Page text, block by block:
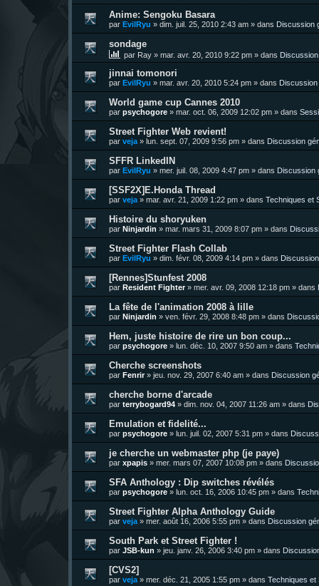
Anime: Sengoku Basara
par EvilRyu » dim. juil. 25, 2010 2:43 am » dans Discussion
sondage
par Ray » mar. avr. 20, 2010 9:22 pm » dans
jinnai tomonori
par EvilRyu » mar. avr. 20, 2010 5:24 pm » dans
World game cup Cannes 2010
par psychogore » mar. oct. 06, 2009 12:02 pm » dans
Street Fighter Web revient!
par veja » lun. sept. 07, 2009 9:56 pm » dans Discussion
SFFR LinkedIN
par EvilRyu » mer. juil. 08, 2009 4:47 pm » dans Discussion
[SSF2X]E.Honda Thread
par veja » mar. avr. 21, 2009 1:22 pm » dans Techniques et
Histoire du shoryuken
par Ninjardin » mar. mars 31, 2009 8:07 pm » dans
Street Fighter Flash Collab
par EvilRyu » dim. févr. 08, 2009 4:14 pm » dans
[Rennes]Stunfest 2008
par Resident Fighter» mer. avr. 09, 2008 12:18 pm » dans
La fête de l'animation 2008 à lille
par Ninjardin » ven. févr. 29, 2008 8:48 pm » dans
Hem, juste histoire de rire un bon coup...
par psychogore » lun. déc. 10, 2007 9:50 am » dans
Cherche screenshots
par Fenrir» jeu. nov. 29, 2007 6:40 am » dans Discussion
cherche borne d'arcade
par terrybogard94 » dim. nov. 04, 2007 11:26 am » dans
Emulation et fidelité...
par psychogore » lun. juil. 02, 2007 5:31 pm » dans
je cherche un webmaster php (je paye)
par xpapis » mer. mars 07, 2007 10:08 pm » dans
SFA Anthology : Dip switches révélés
par psychogore » lun. oct. 16, 2006 10:45 pm » dans
Street Fighter Alpha Anthology Guide
par veja » mer. août 16, 2006 5:55 pm » dans Discussion
South Park et Street Fighter !
par JSB-kun » jeu. janv. 26, 2006 3:40 pm » dans
[CVS2]
par veja » mer. déc. 21, 2005 1:55 pm » dans Techniques et